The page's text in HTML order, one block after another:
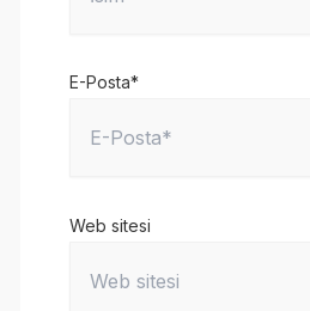
E-Posta*
Web sitesi